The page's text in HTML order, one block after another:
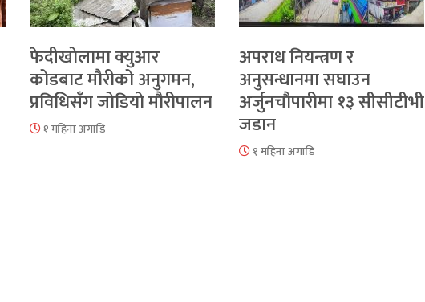
फेदीखोलामा क्युआर
कोडबाट मौरीको अनुगमन,
प्रविधिसँग जोडियो मौरीपालन
१ महिना अगाडि
अपराध नियन्त्रण र
अनुसन्धानमा सघाउन
अर्जुनचौपारीमा १३ सीसीटीभी
जडान
१ महिना अगाडि